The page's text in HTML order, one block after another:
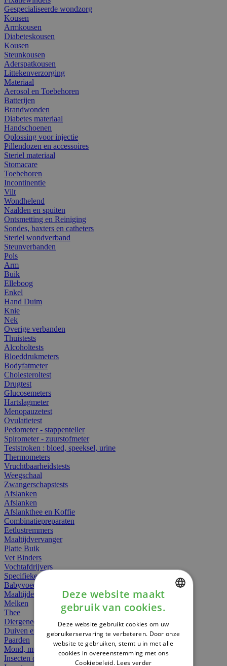
Gespecialiseerde wondzorg
Kousen
Armkousen
Diabeteskousen
Kousen
Steunkousen
Aderspatkousen
Littekenverzorging
Materiaal
Aerosol en Toebehoren
Batterijen
Brandwonden
Diabetes materiaal
Handschoenen
Oplossing voor injectie
Pillendozen en accessoires
Steriel materiaal
Stomacare
Toebehoren
Incontinentie
Vilt
Wondhelend
Naalden en spuiten
Ontsmetting en Reiniging
Sondes, baxters en catheters
Steriel wondverband
Steunverbanden
Pols
Arm
Buik
Elleboog
Enkel
Hand Duim
Knie
Nek
Overige verbanden
Thuistests
Alcoholtests
Bloeddrukmeters
Bodyfatmeter
Cholesteroltest
Drugtest
Glucosemeters
Hartslagmeter
Menopauzetest
Ovulatietest
Pedometer - stappenteller
Spirometer - zuurstofmeter
Teststroken : bloed, speeksel, urine
Thermometers
Vruchtbaarheidstests
Weegschaal
Zwangerschapstests
Afslanken
Afslanken
Afslankthee en Koffie
Combinatiepreparaten
Eetlustremmers
Maaltijdvervanger
Platte Buik
Vet Binders
Vochtafdrijvers
Specifieke Voeding
Babyvoeding
Maaltijden
Melken
Thee
Diergeneesmiddelen
Duiven en vogels
Paarden
Mond, muil of snavel
Insecten dieren
DUTCH
FRENCH
ENGLISH
Deze website maakt
gebruik van cookies.
Deze website gebruikt cookies om uw
gebruikerservaring te verbeteren. Door onze
website te gebruiken, stemt u in met alle
cookies in overeenstemming met ons
Cookiebeleid. Lees verder